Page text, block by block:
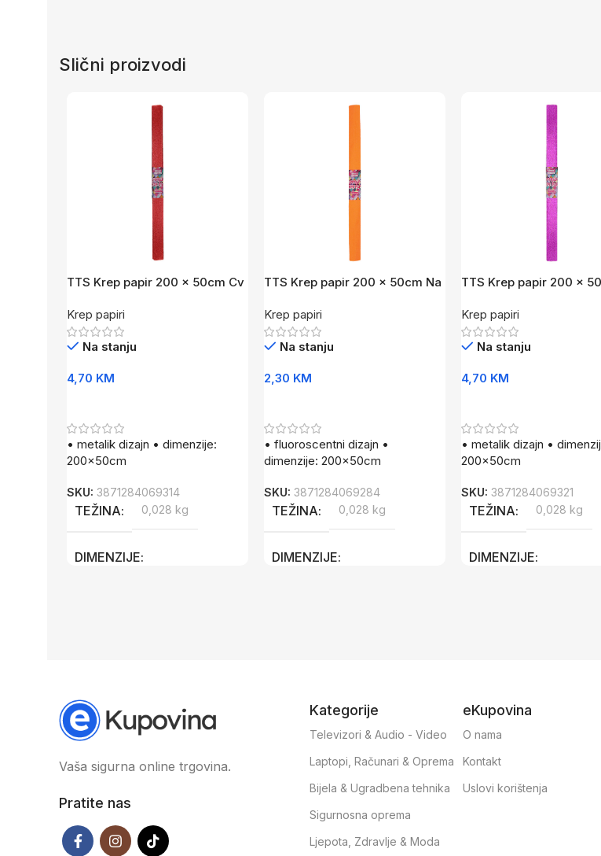
Slični proizvodi
TTS Krep papir 200 x 50cm Cv
Krep papiri
Na stanju
4,70 KM
• metalik dizajn • dimenzije:
200x50cm
SKU: 3871284069314
TEŽINA 0,028 kg
DIMENZIJE
TTS Krep papir 200 x 50cm Na
Krep papiri
Na stanju
2,30 KM
• fluoroscentni dizajn •
dimenzije: 200x50cm
SKU: 3871284069284
TEŽINA 0,028 kg
DIMENZIJE
TTS Krep papir 200 x
Krep papiri
Na stanju
4,70 KM
• metalik dizajn •
200x50cm
SKU: 3871284069321
TEŽINA 0,028 kg
DIMENZIJE
Vaša sigurna online trgovina.
Pratite nas
Kategorije
Televizori & Audio - Video
Laptopi, Računari & Oprema
Bijela & Ugradbena tehnika
Sigurnosna oprema
Ljepota, Zdravlje & Moda
eKupovina
O nama
Kontakt
Uslovi korištenja